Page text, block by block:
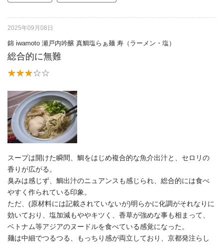
2025年09月08日
錦 iwamoto 瀬戸内吟醸 真鯛塩らぁ麺 寿（ラーメン・塩）
総合的に無難
スープは開けた瞬間、鯛をはじめ複合的な魚介出汁と、セロリの
香りが広がる。
臭みは感じず、鯛出汁のニュアンスも感じられ、総合的には食べ
やすく作られている印象。
ただ、(原材料には記載されていないが)明らかに化調がそれなりに
効いており、塩加減もややキツく、香草が強めな事も相まって、
ベトナム等アジアのヌードルを食べている感覚になった。
麺は中細でつるつる、もっちり感が両立しており、京都発注らし